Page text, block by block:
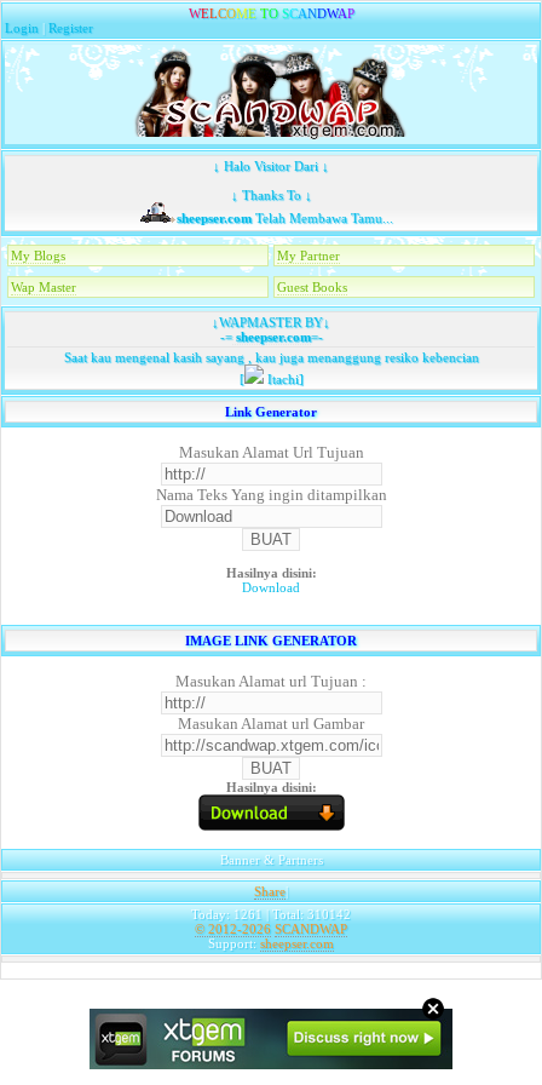
WELCOME TO SCANDWAP
Login |Register
↓ Halo Visitor Dari ↓
↓ Thanks To ↓
sheepser.comTelah Membawa Tamu...
My Blogs My Partner
Wap Master Guest Books
↓WAPMASTER BY↓
-=sheepser.com=-
Saat kau mengenal kasih sayang , kau juga menanggung resiko kebencian
[
Itachi]
Link Generator
Masukan Alamat Url Tujuan
Nama Teks Yang ingin ditampilkan
Hasilnya disini:
Download
IMAGE LINK GENERATOR
Masukan Alamat url Tujuan :
Masukan Alamat url Gambar
Hasilnya disini:
Banner & Partners
Share|
Today: 1261 | Total: 310142
© 2012-2026 SCANDWAP
Support: sheepser.com